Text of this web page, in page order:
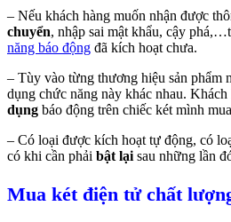
– Nếu khách hàng muốn nhận được
chuyển, nhập sai mật khẩu, cậy
năng báo động đã kích hoạt chưa.
– Tùy vào từng thương hiệu sản phẩm
dụng chức năng này khác nhau. Khách
dụng báo động trên chiếc két mình
– Có loại được kích hoạt tự động, có
có khi cần phải bật lại sau những lần
Mua két điện tử chất